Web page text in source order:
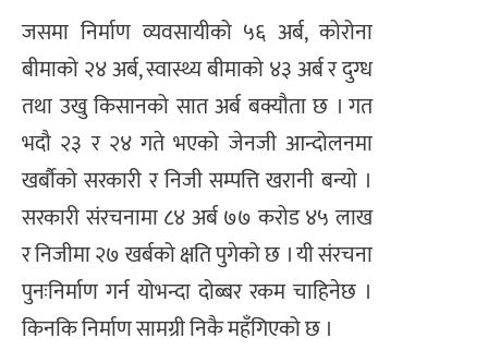
जसमा निर्माण व्यवसायीको ५६ अर्ब, कोरोना
बीमाको २४ अर्ब, स्वास्थ्य बीमाको ४३ अर्ब र दुग्ध
तथा उखु किसानको सात अर्ब बक्यौता छ । गत
भदौ २३ र २४ गते भएको जेनजी आन्दोलनमा
खर्बौको सरकारी र निजी सम्पत्ति खरानी बन्यो ।
सरकारी संरचनामा ८४ अर्ब ७७ करोड ४५ लाख
र निजीमा २७ खर्बको क्षति पुगेको छ । यी संरचना
पुनःनिर्माण गर्न योभन्दा दोब्बर रकम चाहिनेछ ।
किनकि निर्माण सामग्री निकै महँगिएको छ ।